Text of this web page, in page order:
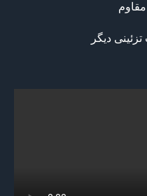
مقاوم
دیگر